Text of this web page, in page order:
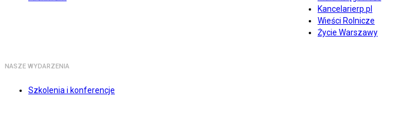
Kancelarierp.pl
Wieści Rolnicze
Życie Warszawy
NASZE WYDARZENIA
Szkolenia i konferencje